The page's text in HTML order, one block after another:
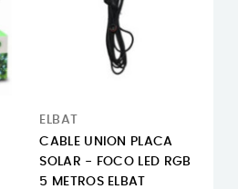
ELBAT
CABLE UNION PLACA
SOLAR - FOCO LED RGB
5 METROS ELBAT